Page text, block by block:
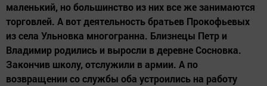
маленький, но большинство из них все же занимаются
торговлей. А вот деятельность братьев Прокофьевых
из села Ульновка многогранна. Близнецы Петр и
Владимир родились и выросли в деревне Сосновка.
Закончив школу, отслужили в армии. А по
возвращении со службы оба устроились на работу